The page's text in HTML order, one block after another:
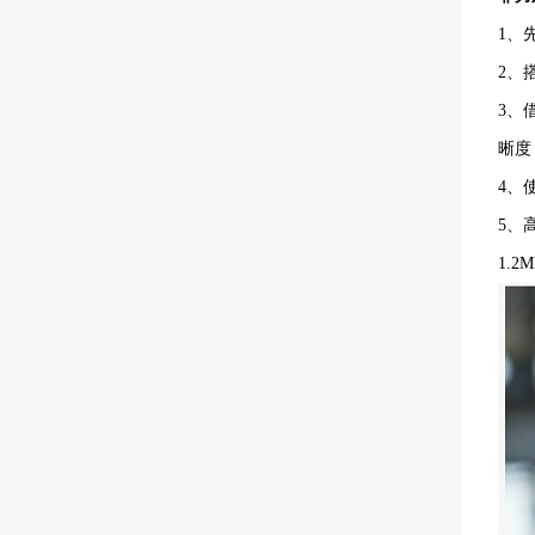
1、
2、
3、
晰度
4、
5、